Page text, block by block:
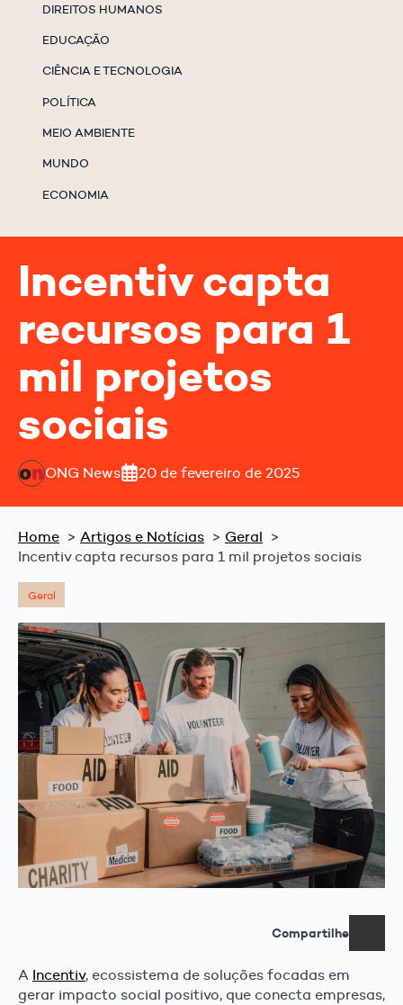
DIREITOS HUMANOS
EDUCAÇÃO
CIÊNCIA E TECNOLOGIA
POLÍTICA
MEIO AMBIENTE
MUNDO
ECONOMIA
Incentiv capta
recursos para 1
mil projetos
sociais
ONG News 20 de fevereiro de 2025
Home Artigos e Notícias
Geral
Incentiv capta recursos para 1 mil projetos sociais
Geral
Compartilhe
A Incentiv, ecossistema de soluções focadas em
gerar impacto social positivo, que conecta empresas,